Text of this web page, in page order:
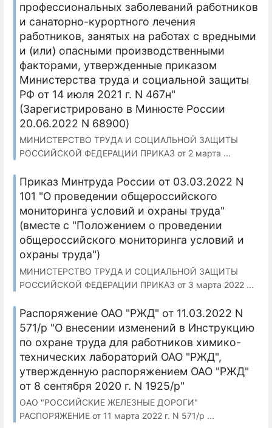
профессиональных заболеваний работников
и санаторно-курортного лечения
работников, занятых на работах с вредными
и (или) опасными производственными
факторами, утвержденные приказом
Министерства труда и социальной защиты
РФ от 14 июля 2021 г. N 467н"
(Зарегистрировано в Минюсте России
20.06.2022 N 68900)
МИНИСТЕРСТВО ТРУДА И СОЦИАЛЬНОЙ ЗАЩИТЫ
РОССИЙСКОЙ ФЕДЕРАЦИИ ПРИКАЗ от 2 марта ...
Приказ Минтруда России от 03.03.2022 N
101 "О проведении общероссийского
мониторинга условий и охраны труда"
(вместе с "Положением о проведении
общероссийского мониторинга условий и
охраны труда")
МИНИСТЕРСТВО ТРУДА И СОЦИАЛЬНОЙ ЗАЩИТЫ
РОССИЙСКОЙ ФЕДЕРАЦИИ ПРИКАЗ от 3 марта 2022 ...
Распоряжение ОАО "РЖД" от 11.03.2022 N
571/р "О внесении изменений в Инструкцию
по охране труда для работников химико-
технических лабораторий ОАО "РЖД",
утвержденную распоряжением ОАО "РЖД"
от 8 сентября 2020 г. N 1925/р"
ОАО "РОССИЙСКИЕ ЖЕЛЕЗНЫЕ ДОРОГИ"
РАСПОРЯЖЕНИЕ от 11 марта 2022 г. N 571/р ...